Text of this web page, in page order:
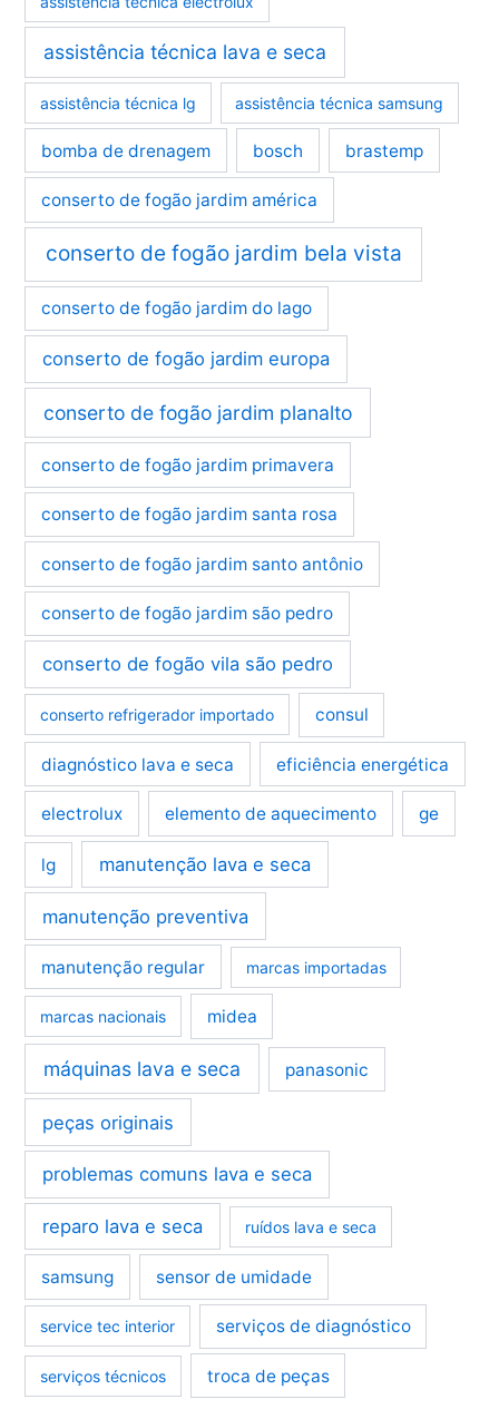
assistência técnica lava e seca
assistência técnica lg assistência técnica samsung
bomba de drenagem bosch brastemp
conserto de fogão jardim américa
conserto de fogão jardim bela vista
conserto de fogão jardim do lago
conserto de fogão jardim europa
conserto de fogão jardim planalto
conserto de fogão jardim primavera
conserto de fogão jardim santa rosa
conserto de fogão jardim santo antônio
conserto de fogão jardim são pedro
conserto de fogão vila são pedro
conserto refrigerador importado consul
diagnóstico lava e seca eficiência energética
electrolux elemento de aquecimento ge
lg manutenção lava e seca
manutenção preventiva
manutenção regular marcas importadas
marcas nacionais midea
máquinas lava e seca panasonic
peças originais
problemas comuns lava e seca
reparo lava e seca ruídos lava e seca
samsung sensor de umidade
service tec interior serviços de diagnóstico
serviços técnicos troca de peças